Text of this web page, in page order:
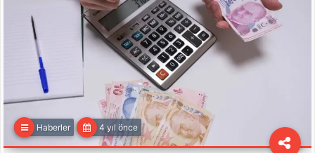
Haberler 4 yıl önce